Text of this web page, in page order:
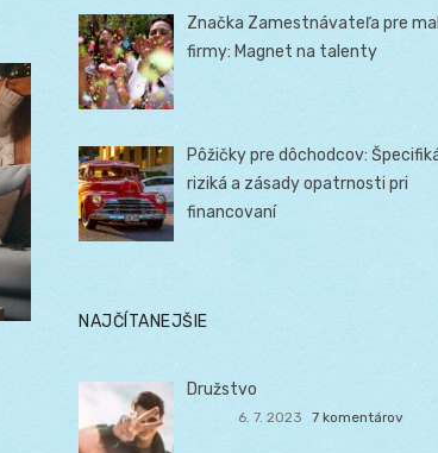
Značka Zamestnávateľa pre
firmy: Magnet na talenty
Pôžičky pre dôchodcov:
riziká a zásady opatrnosti pri
financovaní
NAJČÍTANEJŠIE
Družstvo
6. 7. 2023 7 komentárov